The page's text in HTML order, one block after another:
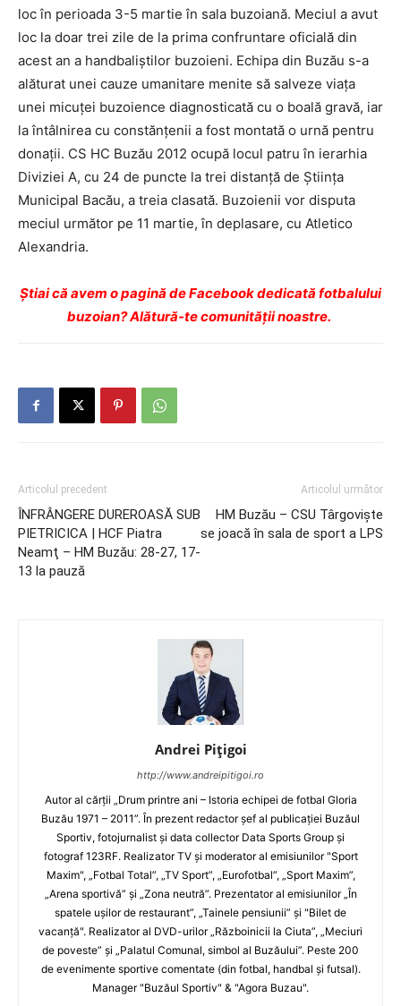
loc în perioada 3-5 martie în sala buzoiană. Meciul a avut
loc la doar trei zile de la prima confruntare oficială din
acest an a handbaliştilor buzoieni. Echipa din Buzău s-a
alăturat unei cauze umanitare menite să salveze viaţa
unei micuţei buzoience diagnosticată cu o boală gravă, iar
la întâlnirea cu constănţenii a fost montată o urnă pentru
donaţii. CS HC Buzău 2012 ocupă locul patru în ierarhia
Diviziei A, cu 24 de puncte la trei distanţă de Ştiinţa
Municipal Bacău, a treia clasată. Buzoienii vor disputa
meciul următor pe 11 martie, în deplasare, cu Atletico
Alexandria.
Ştiai că avem o pagină de Facebook dedicată fotbalului
buzoian? Alătură-te comunității noastre.
Articolul precedent
ÎNFRÂNGERE DUREROASĂ SUB
PIETRICICA | HCF Piatra
Neamţ – HM Buzău: 28-27, 17-
13 la pauză
Articolul următor
HM Buzău – CSU Târgovişte
se joacă în sala de sport a LPS
Andrei Pițigoi
http://www.andreipitigoi.ro
Autor al cărţii „Drum printre ani – Istoria echipei de fotbal Gloria
Buzău 1971 – 2011”. În prezent redactor şef al publicaţiei Buzăul
Sportiv, fotojurnalist şi data collector Data Sports Group şi
fotograf 123RF. Realizator TV şi moderator al emisiunilor "Sport
Maxim", „Fotbal Total”, „TV Sport”, „Eurofotbal”, „Sport Maxim”,
„Arena sportivă” şi „Zona neutră”. Prezentator al emisiunilor „În
spatele uşilor de restaurant”, „Tainele pensiunii” şi "Bilet de
vacanţă". Realizator al DVD-urilor „Războinicii la Ciuta”, „Meciuri
de poveste” şi „Palatul Comunal, simbol al Buzăului”. Peste 200
de evenimente sportive comentate (din fotbal, handbal şi futsal).
Manager "Buzăul Sportiv" & "Agora Buzau".